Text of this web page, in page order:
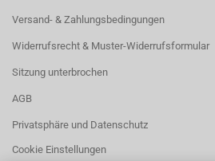
Versand- & Zahlungsbedingungen
Widerrufsrecht & Muster-Widerrufsformular
Sitzung unterbrochen
AGB
Privatsphäre und Datenschutz
Cookie Einstellungen